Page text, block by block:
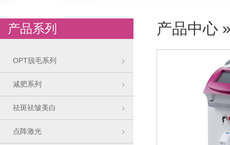
产品系列
OPT脱毛系列
减肥系列
祛斑祛皱美白
点阵激光
产品中心